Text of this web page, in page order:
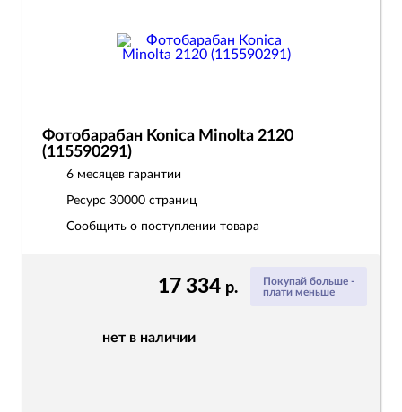
Покупай больше -
плати меньше
17 334 р.
нет в наличии
Фотобарабан Konica Minolta 2120
(115590291)
6 месяцев гарантии
Ресурс 30000 страниц
Сообщить о поступлении товара